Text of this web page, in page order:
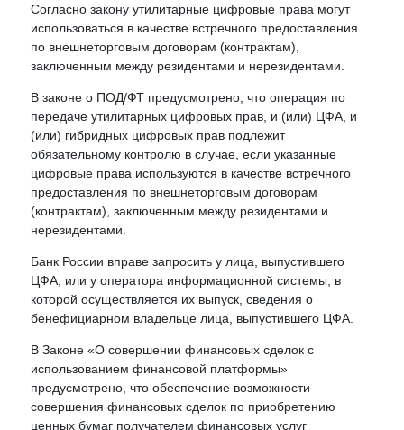
Согласно закону утилитарные цифровые права могут
использоваться в качестве встречного предоставления
по внешнеторговым договорам (контрактам),
заключенным между резидентами и нерезидентами.
В законе о ПОД/ФТ предусмотрено, что операция по
передаче утилитарных цифровых прав, и (или) ЦФА, и
(или) гибридных цифровых прав подлежит
обязательному контролю в случае, если указанные
цифровые права используются в качестве встречного
предоставления по внешнеторговым договорам
(контрактам), заключенным между резидентами и
нерезидентами.
Банк России вправе запросить у лица, выпустившего
ЦФА, или у оператора информационной системы, в
которой осуществляется их выпуск, сведения о
бенефициарном владельце лица, выпустившего ЦФА.
В Законе «О совершении финансовых сделок с
использованием финансовой платформы»
предусмотрено, что обеспечение возможности
совершения финансовых сделок по приобретению
ценных бумаг получателем финансовых услуг